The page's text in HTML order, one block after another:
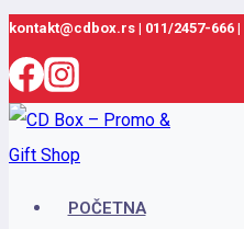
Skip
to
content
kontakt@cdbox.rs | 011/2457-666 |
POČETNA